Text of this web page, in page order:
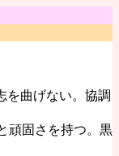
を曲げない。協調
頑固さを持つ。黒